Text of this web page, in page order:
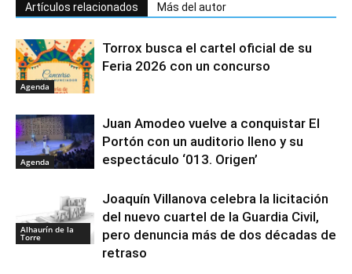
Artículos relacionados Más del autor
Agenda
Torrox busca el cartel oficial de su
Feria 2026 con un concurso
Agenda
Juan Amodeo vuelve a conquistar El
Portón con un auditorio lleno y su
espectáculo ‘013. Origen’
Alhaurín de la
Torre
Joaquín Villanova celebra la licitación
del nuevo cuartel de la Guardia Civil,
pero denuncia más de dos décadas de
retraso